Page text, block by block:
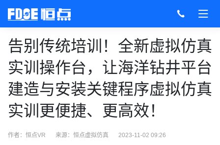
告别传统培训！全新虚拟仿真
实训操作台，让海洋钻井平台
建造与安装关键程序虚拟仿真
实训更便捷、更高效！
作者：恒点VR 来源： 恒点虚拟仿真 2023-11-02 09:26